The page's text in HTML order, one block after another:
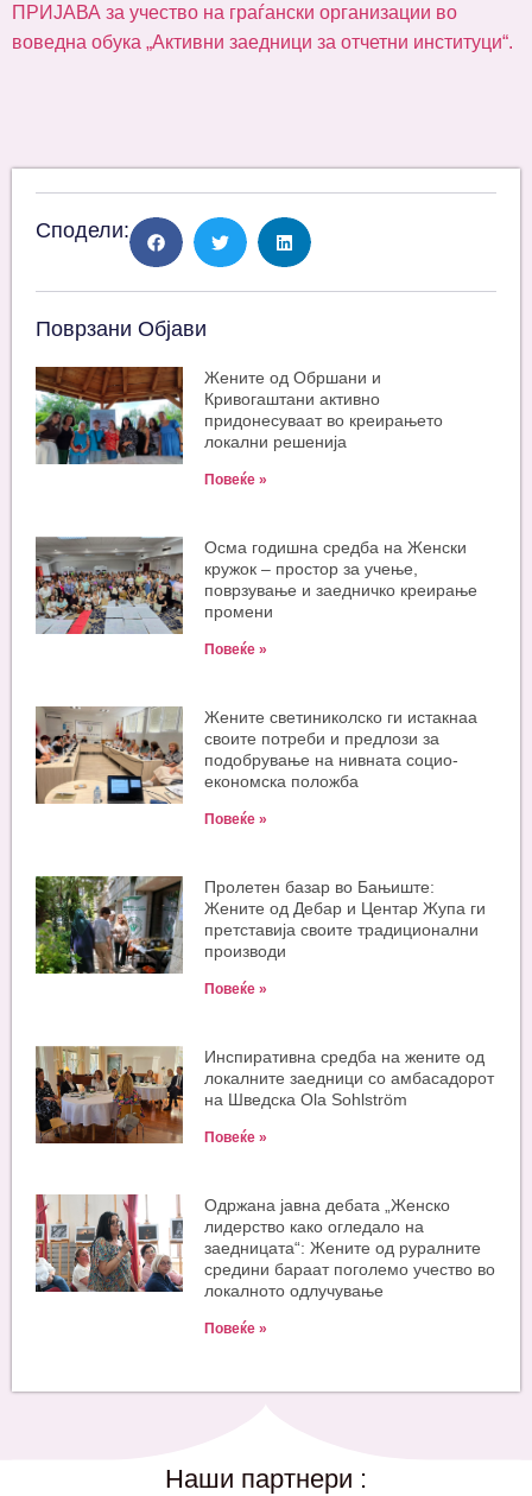
ПРИЈАВА за учество на граѓански организации во
воведна обука „Активни заедници за отчетни институци“.
Сподели:
Поврзани Објави
Жените од Обршани и
Кривогаштани активно
придонесуваат во креирањето
локални решенија
Повеќе »
Oсма годишна средба на Женски
кружок – простор за учење,
поврзување и заедничко креирање
промени
Повеќе »
Жените светиниколско ги истакнаа
своите потреби и предлози за
подобрување на нивната социо-
економска положба
Повеќе »
Пролетен базар во Бањиште:
Жените од Дебар и Центар Жупа ги
претставија своите традиционални
производи
Повеќе »
Инспиративна средба на жените од
локалните заедници со амбасадорот
на Шведска Ola Sohlström
Повеќе »
Одржана јавна дебата „Женско
лидерство како огледало на
заедницата“: Жените од руралните
средини бараат поголемо учество во
локалното одлучување
Повеќе »
Наши партнери :